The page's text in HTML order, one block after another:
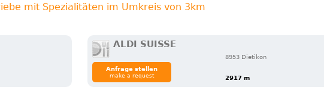
mit Spezialitäten im Umkreis von 3km
ALDI SUISSE
8953 Dietikon
2917 m
Anfrage stellen
make a request